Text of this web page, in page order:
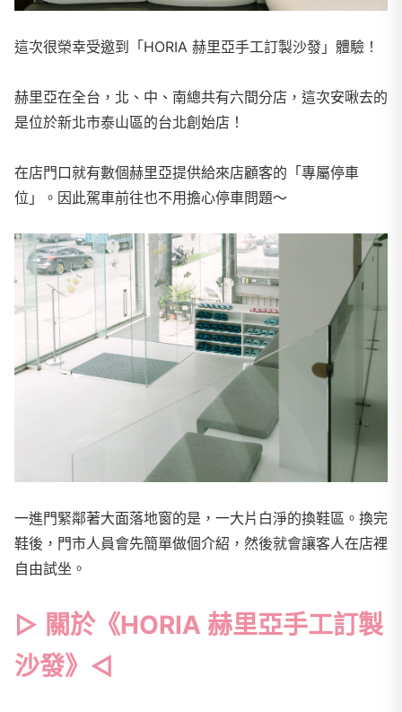
這次很榮幸受邀到「HORIA 赫里亞手工訂製沙發」體驗！
赫里亞在全台，北、中、南總共有六間分店，這次安啾去的
是位於新北市泰山區的台北創始店！
在店門口就有數個赫里亞提供給來店顧客的「專屬停車
位」。因此駕車前往也不用擔心停車問題～
一進門緊鄰著大面落地窗的是，一大片白淨的換鞋區。換完
鞋後，門市人員會先簡單做個介紹，然後就會讓客人在店裡
自由試坐。
▻ 關於《HORIA 赫里亞手工訂製
沙發》◅